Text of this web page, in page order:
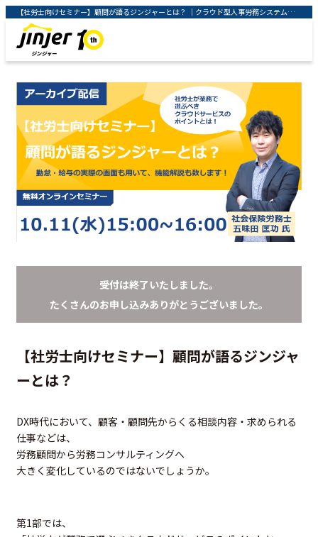
【社労士向けセミナー】顧問が語るジンジャーとは？ ｜クラウド型人事労務システム「ジンジャー」 ｜ jinjer株式会社
受付は終了いたしました。
たくさんのお申し込みありがとうございました。
【社労士向けセミナー】顧問が語るジンジャ
ーとは？
DX時代において、顧客・顧問先からくる相談内容・求められる
仕事などは、
労務顧問から労務コンサルティングへ
大きく変化しているのではないでしょうか。
第1部では、